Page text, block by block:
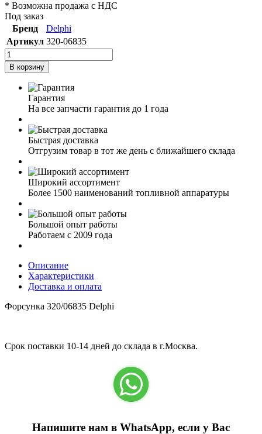
* Возможна продажа с НДС
Под заказ
Бренд
Delphi
Артикул 320-06835
В корзину
Гарантия
На все запчасти гарантия до 1 года
Быстрая доставка
Отгрузим товар в тот же день с ближайшего склада
Широкий ассортимент
Более 1500 наименований топливной аппаратуры
Большой опыт работы
Работаем с 2009 года
Описание
Характеристики
Доставка и оплата
Форсунка 320/06835 Delphi
Срок поставки 10-14 дней до склада в г.Москва.
Напишите нам в WhatsApp, если у Вас